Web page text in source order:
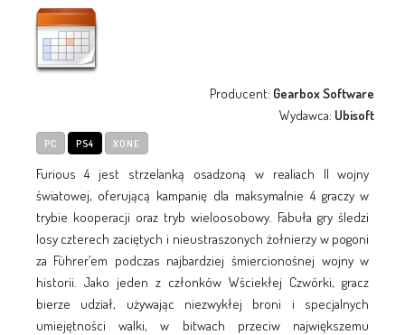
Producent: Gearbox Software
Wydawca: Ubisoft
PC PS4 XONE
Furious 4 jest strzelanką osadzoną w realiach II wojny
światowej, oferującą kampanię dla maksymalnie 4 graczy w
trybie kooperacji oraz tryb wieloosobowy. Fabuła gry śledzi
losy czterech zaciętych i nieustraszonych żołnierzy w pogoni
za Führer’em podczas najbardziej śmiercionośnej wojny w
historii. Jako jeden z członków Wściekłej Czwórki, gracz
bierze udział, używając niezwykłej broni i specjalnych
umiejętności walki, w bitwach przeciw największemu